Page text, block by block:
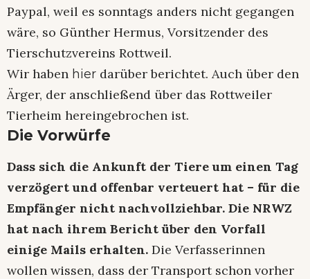
Paypal, weil es sonntags anders nicht gegangen
wäre, so Günther Hermus, Vorsitzender des
Tierschutzvereins Rottweil.
Wir haben hier darüber berichtet. Auch über den
Ärger, der anschließend über das Rottweiler
Tierheim hereingebrochen ist.
Die Vorwürfe
Dass sich die Ankunft der Tiere um einen Tag
verzögert und offenbar verteuert hat – für die
Empfänger nicht nachvollziehbar. Die NRWZ
hat nach ihrem Bericht über den Vorfall
einige Mails erhalten. Die Verfasserinnen
wollen wissen, dass der Transport schon vorher